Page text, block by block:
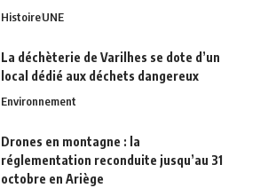
HistoireUNE
La déchèterie de Varilhes se dote d’un
local dédié aux déchets dangereux
Environnement
Drones en montagne : la
réglementation reconduite jusqu’au 31
octobre en Ariège